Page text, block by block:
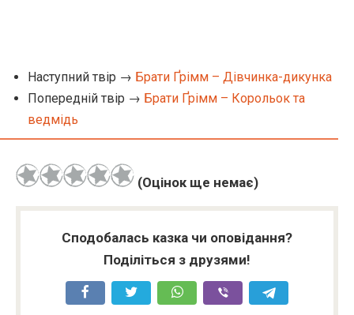
Наступний твір → Брати Ґрімм – Дівчинка-дикунка
Попередній твір → Брати Ґрімм – Корольок та
ведмідь
(Оцінок ще немає)
Сподобалась казка чи оповідання?
Поділіться з друзями!